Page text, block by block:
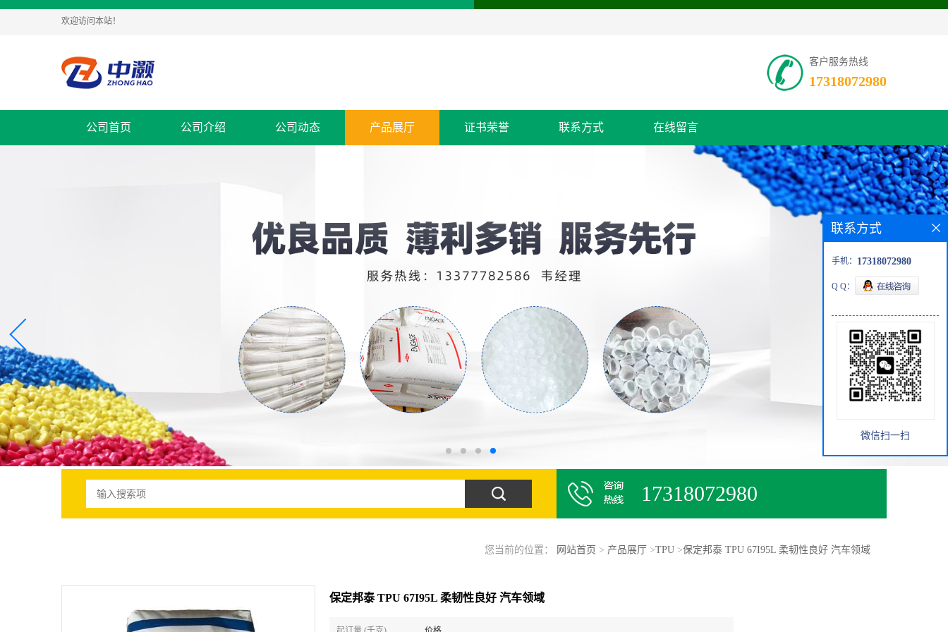
欢迎访问本站！
客户服务热线
17318072980
公司首页 公司介绍 公司动态 产品展厅 证书荣誉 联系方式 在线留言
17318072980
您当前的位置： 网站首页 > 产品展厅 >TPU>保定邦泰 TPU 67I95L 柔韧性良好 汽车领域
保定邦泰 TPU 67I95L 柔韧性良好 汽车领域
联系方式
手机： 17318072980
Q Q：
微信扫一扫